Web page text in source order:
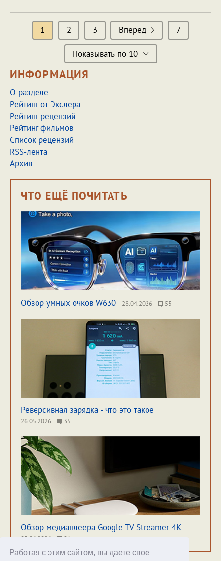
Работая с этим сайтом, вы даете свое
1 2 3 Вперед 7
Показывать по 10
ИНФОРМАЦИЯ
О разделе
Рейтинг от Экслера
Рейтинг рецензий
Рейтинг фильмов
Список рецензий
RSS-лента
Архив
ЧТО ЕЩЁ ПОЧИТАТЬ
Обзор умных очков W630 28.04.2026 55
Реверсивная зарядка - что это такое
26.05.2026 35
Обзор медиаплеера Google TV Streamer 4K
03.06.2026 91